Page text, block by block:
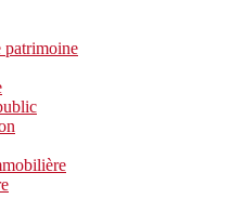
patrimoine